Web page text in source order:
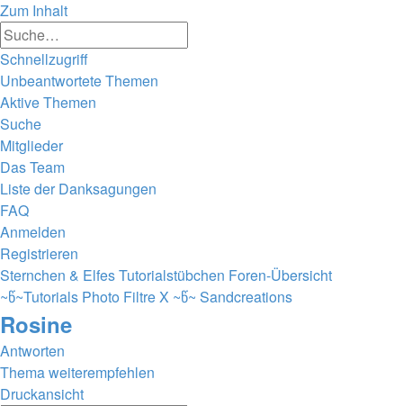
Zum Inhalt
Schnellzugriff
Unbeantwortete Themen
Aktive Themen
Suche
Mitglieder
Das Team
Liste der Danksagungen
FAQ
Anmelden
Registrieren
Sternchen & Elfes Tutorialstübchen Foren-Übersicht
~წ~Tutorials Photo Filtre X ~წ~ Sandcreations
Rosine
Antworten
Thema weiterempfehlen
Druckansicht